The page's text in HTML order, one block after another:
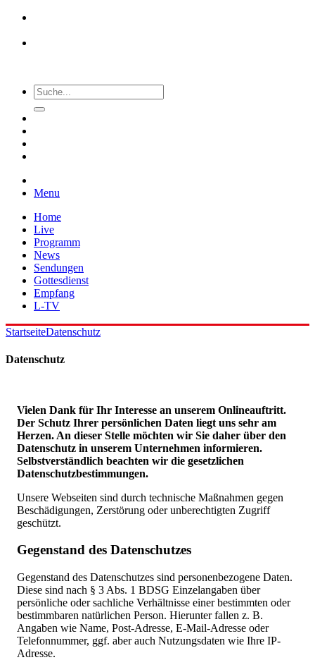
Menu
Home
Live
Programm
News
Sendungen
Gottesdienst
Empfang
L-TV
StartseiteDatenschutz
Datenschutz
Vielen Dank für Ihr Interesse an unserem Onlineauftritt.
Der Schutz Ihrer persönlichen Daten liegt uns sehr am
Herzen. An dieser Stelle möchten wir Sie daher über den
Datenschutz in unserem Unternehmen informieren.
Selbstverständlich beachten wir die gesetzlichen
Datenschutzbestimmungen.
Unsere Webseiten sind durch technische Maßnahmen gegen
Beschädigungen, Zerstörung oder unberechtigten Zugriff
geschützt.
Gegenstand des Datenschutzes
Gegenstand des Datenschutzes sind personenbezogene Daten.
Diese sind nach § 3 Abs. 1 BDSG Einzelangaben über
persönliche oder sachliche Verhältnisse einer bestimmten oder
bestimmbaren natürlichen Person. Hierunter fallen z. B.
Angaben wie Name, Post-Adresse, E-Mail-Adresse oder
Telefonnummer, ggf. aber auch Nutzungsdaten wie Ihre IP-
Adresse.